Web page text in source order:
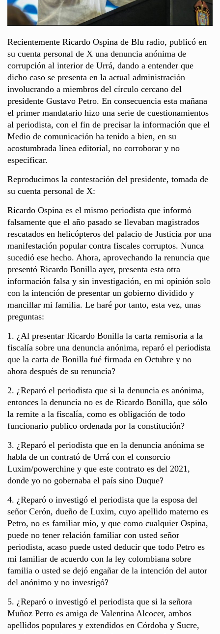
Recientemente Ricardo Ospina de Blu radio, publicó en
su cuenta personal de X una denuncia anónima de
corrupción al interior de Urrá, dando a entender que
dicho caso se presenta en la actual administración
involucrando a miembros del círculo cercano del
presidente Gustavo Petro. En consecuencia esta mañana
el primer mandatario hizo una serie de cuestionamientos
al periodista, con el fin de precisar la información que el
Medio de comunicación ha tenido a bien, en su
acostumbrada línea editorial, no corroborar y no
especificar.
Reproducimos la contestación del presidente, tomada de
su cuenta personal de X:
Ricardo Ospina es el mismo periodista que informó
falsamente que el año pasado se llevaban magistrados
rescatados en helicópteros del palacio de Justicia por una
manifestación popular contra fiscales corruptos. Nunca
sucedió ese hecho. Ahora, aprovechando la renuncia que
presentó Ricardo Bonilla ayer, presenta esta otra
información falsa y sin investigación, en mi opinión solo
con la intención de presentar un gobierno dividido y
mancillar mi familia. Le haré por tanto, esta vez, unas
preguntas:
1. ¿Al presentar Ricardo Bonilla la carta remisoria a la
fiscalía sobre una denuncia anónima, reparó el periodista
que la carta de Bonilla fué firmada en Octubre y no
ahora después de su renuncia?
2. ¿Reparó el periodista que si la denuncia es anónima,
entonces la denuncia no es de Ricardo Bonilla, que sólo
la remite a la fiscalía, como es obligación de todo
funcionario publico ordenada por la constitución?
3. ¿Reparó el periodista que en la denuncia anónima se
habla de un contrató de Urrá con el consorcio
Luxim/powerchine y que este contrato es del 2021,
donde yo no gobernaba el país sino Duque?
4. ¿Reparó o investigó el periodista que la esposa del
señor Cerón, dueño de Luxim, cuyo apellido materno es
Petro, no es familiar mío, y que como cualquier Ospina,
puede no tener relación familiar con usted señor
periodista, acaso puede usted deducir que todo Petro es
mi familiar de acuerdo con la ley colombiana sobre
familia o usted se dejó engañar de la intención del autor
del anónimo y no investigó?
5. ¿Reparó o investigó el periodista que si la señora
Muñoz Petro es amiga de Valentina Alcocer, ambos
apellidos populares y extendidos en Córdoba y Sucre,